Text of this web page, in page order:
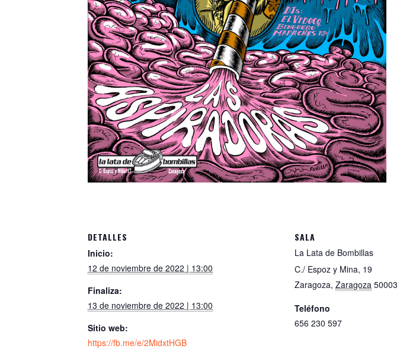
DETALLES
Inicio:
12 de noviembre de 2022 | 13:00
Finaliza:
13 de noviembre de 2022 | 13:00
Sitio web:
https://fb.me/e/2MidxtHGB
SALA
La Lata de Bombillas
C./ Espoz y Mina, 19
Zaragoza, Zaragoza 50003
Teléfono
656 230 597